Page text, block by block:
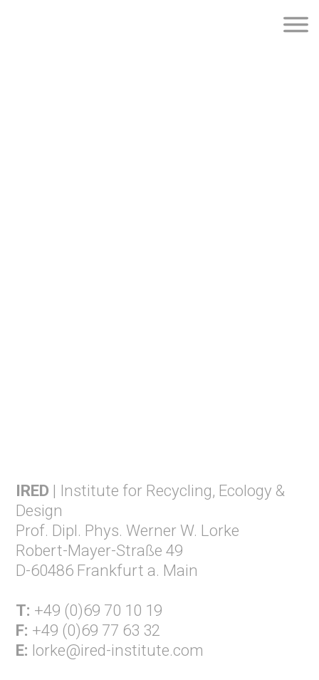
IRED | Institute for Recycling, Ecology &
Design
Prof. Dipl. Phys. Werner W. Lorke
Robert-Mayer-Straße 49
D-60486 Frankfurt a. Main
T: +49 (0)69 70 10 19
F: +49 (0)69 77 63 32
E: lorke@ired-institute.com